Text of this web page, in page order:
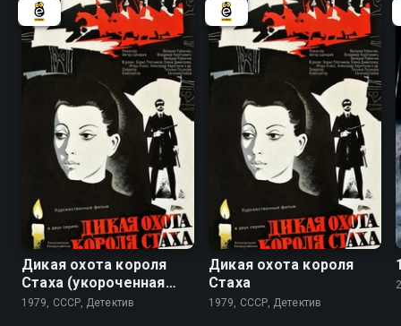
6.9
Дикая охота короля
Стаха (укороченная
версия)
1979, СССР, Детектив
6.9
Дикая охота короля
Стаха
1979, СССР, Детектив